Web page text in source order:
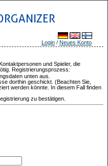
Login / Neues Konto
und Spieler, die
Registrierungsprozess:
unten aus.
dorthin geschickt. (Beachten Sie,
werden könnte. In diesem Fall finden
zu bestätigen.